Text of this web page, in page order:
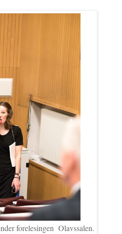
forelesingen Olavssalen.